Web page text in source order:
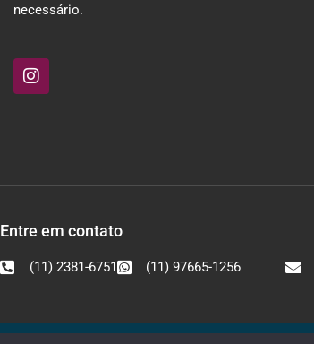
necessário.
Entre em contato
(11) 2381-6751 (11) 97665-1256